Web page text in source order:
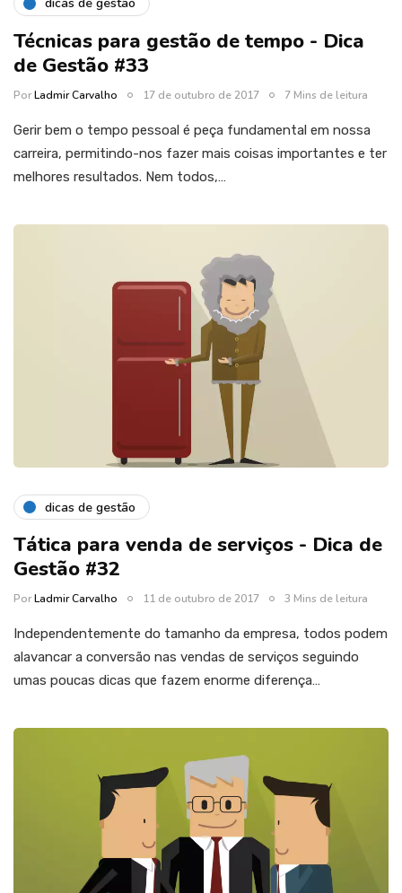
dicas de gestão
Técnicas para gestão de tempo - Dica
de Gestão #33
PorLadmir Carvalho 17 de outubro de 2017 7 Mins de leitura
Gerir bem o tempo pessoal é peça fundamental em nossa
carreira, permitindo-nos fazer mais coisas importantes e ter
melhores resultados. Nem todos,…
dicas de gestão
Tática para venda de serviços - Dica de
Gestão #32
PorLadmir Carvalho 11 de outubro de 2017 3 Mins de leitura
Independentemente do tamanho da empresa, todos podem
alavancar a conversão nas vendas de serviços seguindo
umas poucas dicas que fazem enorme diferença…